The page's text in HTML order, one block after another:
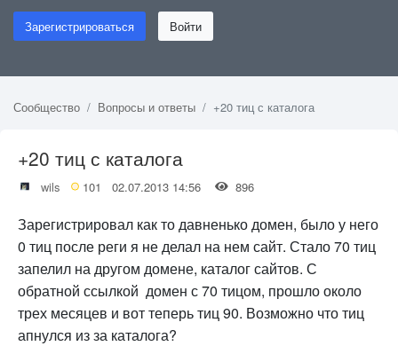
Зарегистрироваться Войти
Сообщество Вопросы и ответы +20 тиц с каталога
+20 тиц с каталога
wils 101 02.07.2013 14:56 896
Зарегистрировал как то давненько домен, было у него
0 тиц после реги я не делал на нем сайт. Стало 70 тиц
запелил на другом домене, каталог сайтов. С
обратной ссылкой домен с 70 тицом, прошло около
трех месяцев и вот теперь тиц 90. Возможно что тиц
апнулся из за каталога?